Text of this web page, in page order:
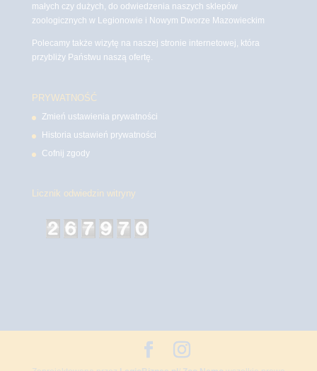
małych czy dużych, do odwiedzenia naszych sklepów
zoologicznych w Legionowie i Nowym Dworze Mazowieckim
Polecamy także wizytę na naszej stronie internetowej, która
przybliży Państwu naszą ofertę.
PRYWATNOŚĆ
Zmień ustawienia prywatności
Historia ustawień prywatności
Cofnij zgody
Licznik odwiedzin witryny